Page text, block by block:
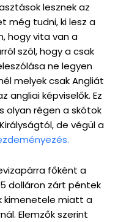
lesznek az
még tudni, ki lesz a
hogy vita van a
szól, hogy a csak
ne legyen
melyek csak Angliát
angliai képviselők. Ez
olyan régen a skótok
de végül a
főként a
dolláron zárt péntek
kimenetele miatt a
Elemzők szerint